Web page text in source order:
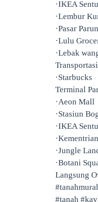
·IKEA
·Lembur
·Pasar
·Lulu
·Lebak
·Starbucks
Terminal
·Aeon Mall
·Stasiun
·IKEA
·Jungle
·Botani
Langsung
#tanah